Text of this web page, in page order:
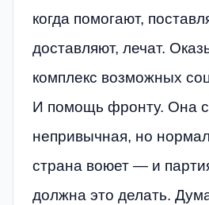
когда помогают,
доставляют, лечат.
комплекс возможных
И помощь фронту. Она
непривычная, но
страна воюет — и
должна это делать.